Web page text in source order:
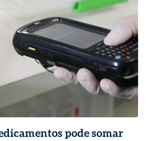
pode somar